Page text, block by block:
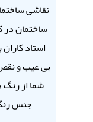
نقاشی
ساختمان در
استاد
بی عیب و
شما از رنگ
جنس